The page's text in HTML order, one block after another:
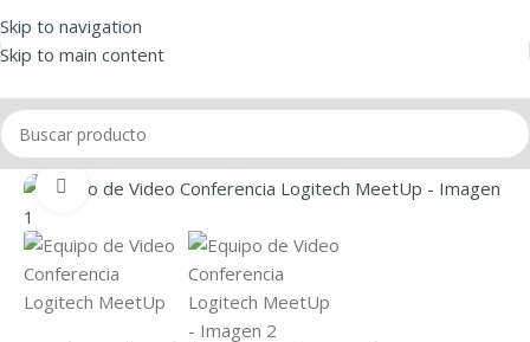
Skip to navigation
Skip to main content
Inicio/Cámara Web/Video Conferencia
Click to enlarge